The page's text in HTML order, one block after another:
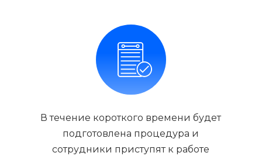
В течение короткого времени будет
подготовлена процедура и
сотрудники приступят к работе